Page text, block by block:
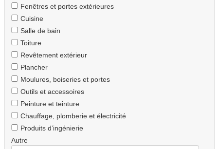
Fenêtres et portes extérieures
Cuisine
Salle de bain
Toiture
Revêtement extérieur
Plancher
Moulures, boiseries et portes
Outils et accessoires
Peinture et teinture
Chauffage, plomberie et électricité
Produits d’ingénierie
Autre